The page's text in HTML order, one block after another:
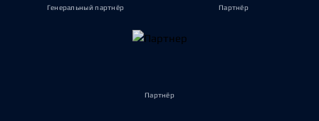
Генеральный партнёр Партнёр
Партнёр